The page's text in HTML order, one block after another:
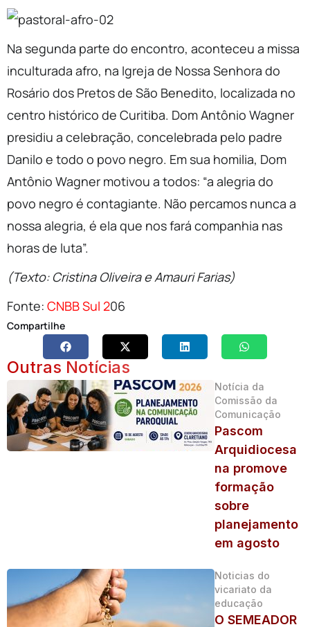
Na segunda parte do encontro, aconteceu a missa
inculturada afro, na Igreja de Nossa Senhora do
Rosário dos Pretos de São Benedito, localizada no
centro histórico de Curitiba. Dom Antônio Wagner
presidiu a celebração, concelebrada pelo padre
Danilo e todo o povo negro. Em sua homilia, Dom
Antônio Wagner motivou a todos: “a alegria do
povo negro é contagiante. Não percamos nunca a
nossa alegria, é ela que nos fará companhia nas
horas de luta”.
(Texto: Cristina Oliveira e Amauri Farias)
Fonte: CNBB Sul 206
Compartilhe
Outras Notícias
Notícia da
Comissão da
Comunicação
Pascom
Arquidiocesa
na promove
formação
sobre
planejamento
em agosto
Noticias do
vicariato da
educação
O SEMEADOR